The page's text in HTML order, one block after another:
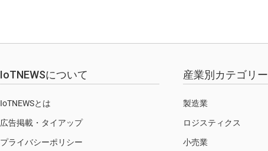
IoTNEWSについて
IoTNEWSとは
広告掲載・タイアップ
プライバシーポリシー
産業別カテゴリー
製造業
ロジスティクス
小売業